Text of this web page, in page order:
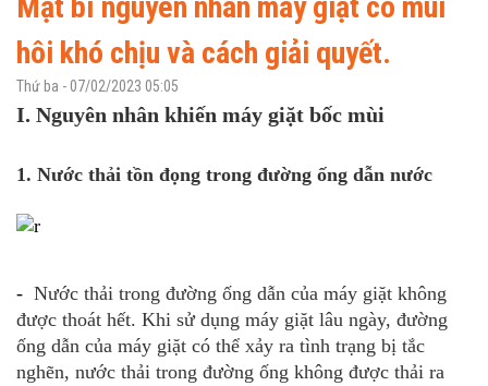
hôi khó chịu và cách giải quyết.
Thứ ba - 07/02/2023 05:05
I. Nguyên nhân khiến máy giặt bốc mùi
1. Nước thải tồn đọng trong đường ống dẫn nước
- Nước thải trong đường ống dẫn của máy giặt không
được thoát hết. Khi sử dụng máy giặt lâu ngày, đường
ống dẫn của máy giặt có thể xảy ra tình trạng bị tắc
nghẽn, nước thải trong đường ống không được thải ra